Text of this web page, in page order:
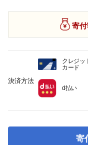
寄
寄
決済方法
クレジッ
カード
d払い